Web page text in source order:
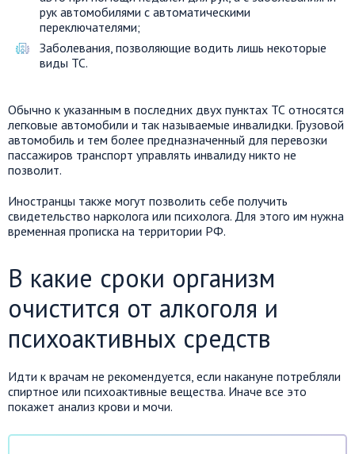
рук автомобилями с автоматическими
переключателями;
Заболевания, позволяющие водить лишь некоторые
виды ТС.
Обычно к указанным в последних двух пунктах ТС относятся
легковые автомобили и так называемые инвалидки. Грузовой
автомобиль и тем более предназначенный для перевозки
пассажиров транспорт управлять инвалиду никто не
позволит.
Иностранцы также могут позволить себе получить
свидетельство нарколога или психолога. Для этого им нужна
временная прописка на территории РФ.
В какие сроки организм
очистится от алкоголя и
психоактивных средств
Идти к врачам не рекомендуется, если накануне потребляли
спиртное или психоактивные вещества. Иначе все это
покажет анализ крови и мочи.